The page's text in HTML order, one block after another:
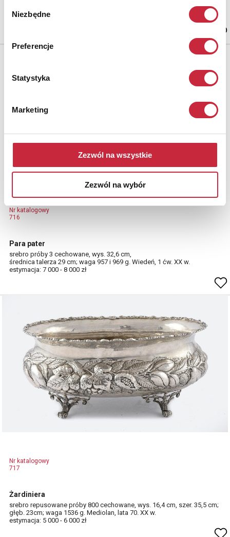
zgody
Niezbędne
Preferencje
Statystyka
Marketing
Zezwól na wszystkie
Zezwól na wybór
Niemcy?, k. XIX w.
estymacja: 18 000 - 22 000 zł
Nr katalogowy
716
Para pater
srebro próby 3 cechowane, wys. 32,6 cm,
średnica talerza 29 cm; waga 957 i 969 g. Wiedeń, 1 ćw. XX w.
estymacja: 7 000 - 8 000 zł
Nr katalogowy
717
Żardiniera
srebro repusowane próby 800 cechowane, wys. 16,4 cm, szer. 35,5 cm;
głęb. 23cm; waga 1536 g. Mediolan, lata 70. XX w.
estymacja: 5 000 - 6 000 zł